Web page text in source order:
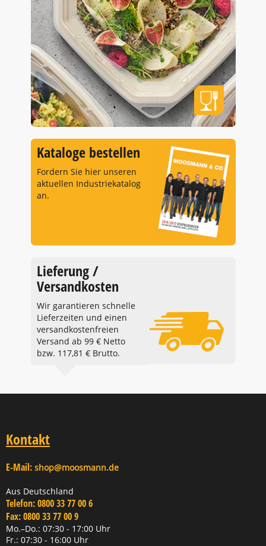
Kataloge bestellen
Fordern Sie hier unseren
aktuellen Industriekatalog
an.
Lieferung /
Versandkosten
Wir garantieren schnelle
Lieferzeiten und einen
versandkostenfreien
Versand ab 99 € Netto
bzw. 117,81 € Brutto.
Kontakt
E-Mail: shop@moosmann.de
Aus Deutschland
Telefon:0800 33 77 00 6
Fax:0800 33 77 00 9
Mo.–Do.: 07:30 - 17:00 Uhr
Fr.: 07:30 - 16:00 Uhr